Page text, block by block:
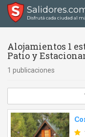
Disfrutá cada ciudad al
Alojamientos 1
Patio y
1 publicaciones